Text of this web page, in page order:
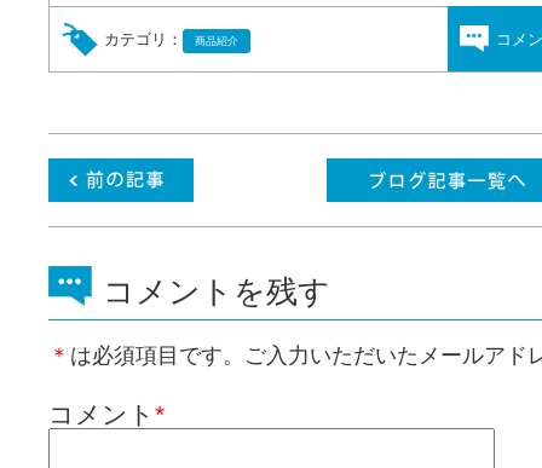
カテゴリ： 商品紹介 コメ
コメントを残す
＊ は必須項目です。ご入力いただいたメールアド
コメント *